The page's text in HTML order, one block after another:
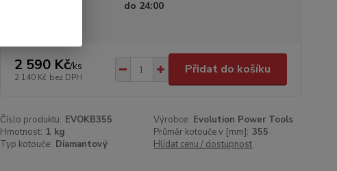
do 24:00
2 590 Kč/ks
2 140 Kč bez DPH
Přidat do košíku
Číslo produktu: EVOKB355 Výrobce: Evolution Power Tools
Hmotnost: 1 kg Průměr kotouče v [mm]: 355
Typ kotouče: Diamantový Hlídat cenu / dostupnost